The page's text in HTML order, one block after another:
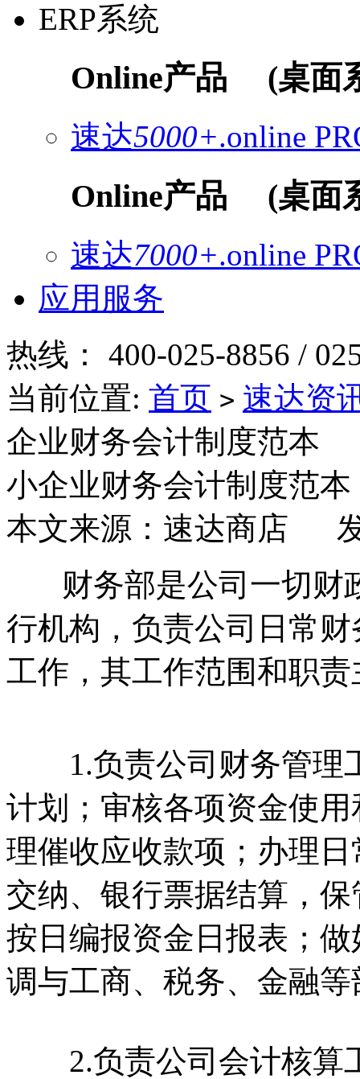
ERP系统
Online产品 (桌面
速达5000+.online
Online产品 (桌面
速达7000+.online
应用服务
热线： 400-025-8856 /
当前位置: 首页 > 速达资
企业财务会计制度范本
小企业财务会计制度范本
本文来源：速达商店
财务部是公司一切财
行机构，负责公司日常
工作，其工作范围和职
1.负责公司财务管理
计划；审核各项资金使
理催收应收款项；办理
交纳、银行票据结算，
按日编报资金日报表；
调与工商、税务、金融
2.负责公司会计核算